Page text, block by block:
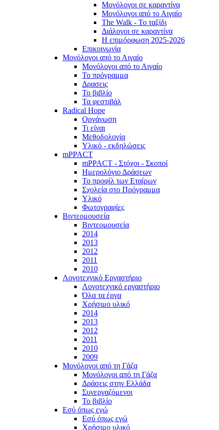
Μονόλογοι σε καραντίνα
Μονόλογοι από το Αιγαίο
The Walk - Το ταξίδι
Διάλογοι σε καραντίνα
Η επιμόρφωση 2025-2026
Επικοινωνία
Μονόλογοι από το Αιγαίο
Μονόλογοι από το Αιγαίο
Το πρόγραμμα
Δρασεις
Το βιβλίο
Τα φεστιβάλ
Radical Hope
Οργάνωση
Τι είναι
Μεθοδολογία
Υλικό - εκδηλώσεις
mPPACT
mPPACT - Στόχοι - Σκοποί
Ημερολόγιο Δράσεων
Το προφίλ των Εταίρων
Σχολεία στο Πρόγραμμα
Υλικό
Φωτογραφίες
Βιντεομουσεία
Βιντεομουσεία
2014
2013
2012
2011
2010
Λογοτεχνικό Εργαστήριο
Λογοτεχνικό εργαστήριο
Όλα τα έργα
Χρήσιμο υλικό
2014
2013
2012
2011
2010
2009
Μονόλογοι από τη Γάζα
Μονόλογοι από τη Γάζα
Δράσεις στην Ελλάδα
Συνεργαζόμενοι
To βιβλίο
Εσύ όπως εγώ
Εσύ όπως εγώ
Χρήσιμο υλικό